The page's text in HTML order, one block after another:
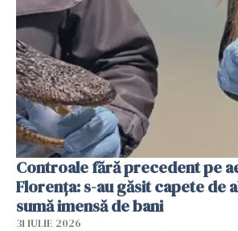
Controale fără precedent pe
Florența: s-au găsit capete de
sumă imensă de bani
31 IULIE 2026